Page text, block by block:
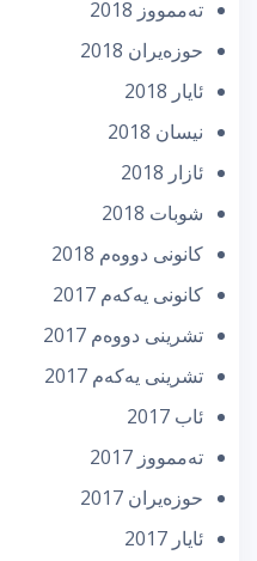
تەممووز 2018
حوزه‌یران 2018
ئایار 2018
نیسان 2018
ئازار 2018
شوبات 2018
كانونی دووه‌م 2018
كانونی یه‌كه‌م 2017
تشرینی دووه‌م 2017
تشرینی یه‌كه‌م 2017
ئاب 2017
تەممووز 2017
حوزه‌یران 2017
ئایار 2017